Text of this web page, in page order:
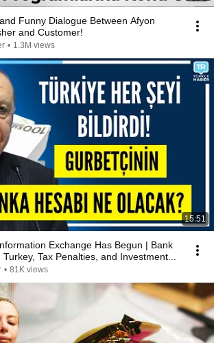
Funny Dialogue Between Afyon
and Customer!
• 1.3M views
15:51
Exchange Has Begun | Bank
Tax Penalties, and Investment...
• 81K views